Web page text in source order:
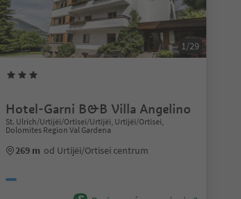
1/29
Hotel-Garni B&B Villa Angelino
St. Ulrich/Urtijëi/Ortisei/Urtijëi, Urtijëi/Ortisei,
Dolomites Region Val Gardena
269 m od Urtijëi/Ortisei centrum